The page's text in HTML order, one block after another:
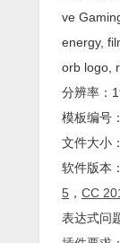
ve
energy,
orb logo,
分辨率：
模板编号
文件大小
软件版本：
5 ， CC
表达式问